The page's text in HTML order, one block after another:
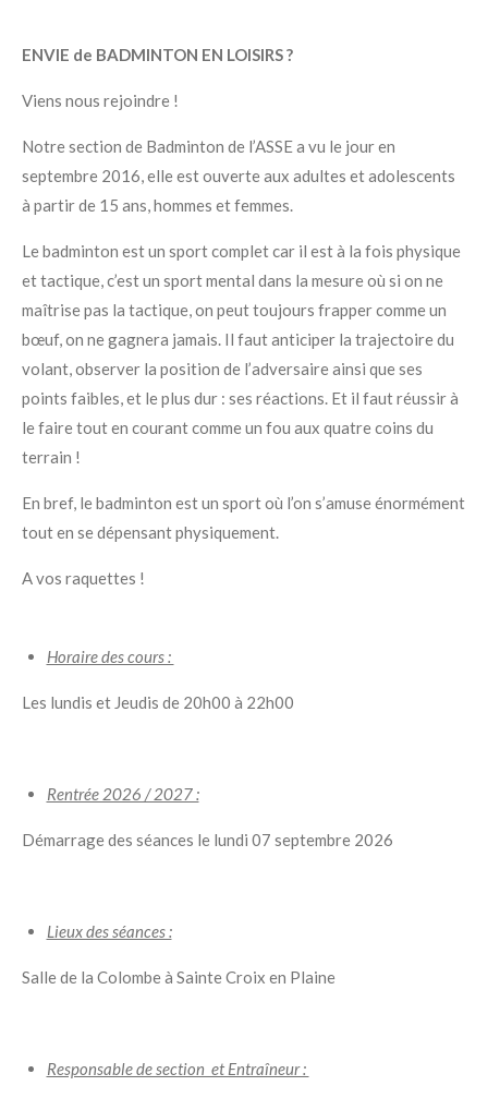
ENVIE de BADMINTON EN LOISIRS ?
Viens nous rejoindre !
Notre section de Badminton de l’ASSE a vu le jour en
septembre 2016, elle est ouverte aux adultes et adolescents
à partir de 15 ans, hommes et femmes.
Le badminton est un sport complet car il est à la fois physique
et tactique, c’est un sport mental dans la mesure où si on ne
maîtrise pas la tactique, on peut toujours frapper comme un
bœuf, on ne gagnera jamais. Il faut anticiper la trajectoire du
volant, observer la position de l’adversaire ainsi que ses
points faibles, et le plus dur : ses réactions. Et il faut réussir à
le faire tout en courant comme un fou aux quatre coins du
terrain !
En bref, le badminton est un sport où l’on s’amuse énormément
tout en se dépensant physiquement.
A vos raquettes !
Horaire des cours :
Les lundis et Jeudis de 20h00 à 22h00
Rentrée 2026 / 2027 :
Démarrage des séances le lundi 07 septembre 2026
Lieux des séances :
Salle de la Colombe à Sainte Croix en Plaine
Responsable de section et Entraîneur :